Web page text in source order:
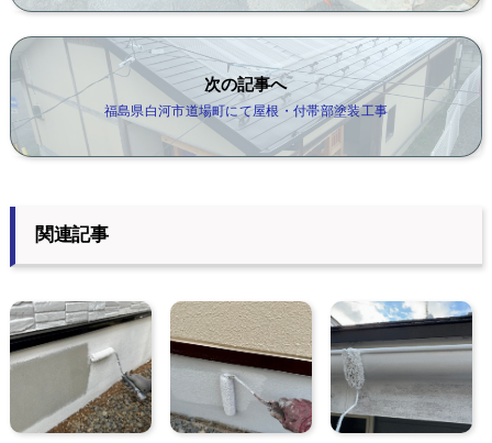
次の記事へ
福島県白河市道場町にて屋根・付帯部塗装工事
関連記事